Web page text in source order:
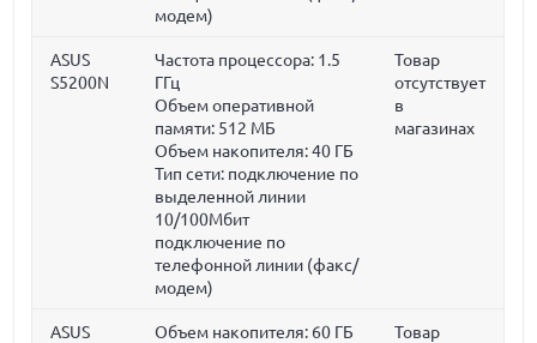
модем)
ASUS
S5200N
Частота процессора: 1.5
ГГц
Объем оперативной
памяти: 512 МБ
Объем накопителя:40 ГБ
Тип сети: подключение по
выделенной линии
10/100Мбит
подключение по
телефонной линии (факс/
модем)
Товар
отсутствует
в
магазинах
ASUS
Объем накопителя: 60 ГБ
Товар